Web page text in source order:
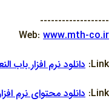
-------------------
Web: www.mth-co.ir
Link: دانلود نرم افزار باب
Link: دانلود محتواي نرم